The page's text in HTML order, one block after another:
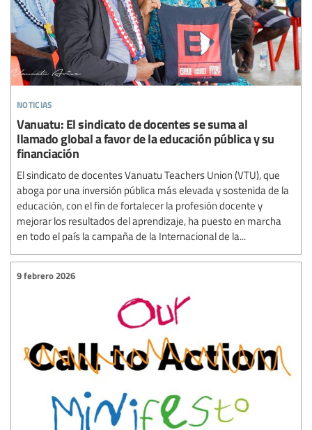
noticias
Vanuatu: El sindicato de docentes se suma al
llamado global a favor de la educación pública y su
financiación
El sindicato de docentes Vanuatu Teachers Union (VTU), que
aboga por una inversión pública más elevada y sostenida de la
educación, con el fin de fortalecer la profesión docente y
mejorar los resultados del aprendizaje, ha puesto en marcha
en todo el país la campaña de la Internacional de la...
9 febrero 2026